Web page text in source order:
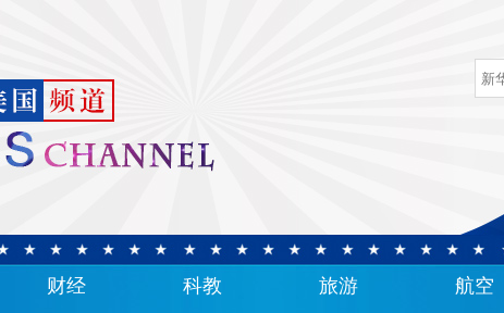
财经 科教 旅游 航空